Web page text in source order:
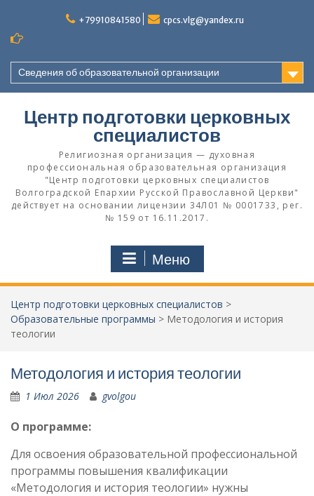
содержимому
+79910841580 cpcs.vlg@yandex.ru
Сведения об образовательной организации
Центр подготовки церковных
специалистов
Религиозная организация — духовная
профессиональная образовательная организация
"Центр подготовки церковных специалистов
Волгоградской Eпархии Русской Православной Церкви"
действует на основании лицензии 34Л01 № 0001733, рег.
№ 159 от 16.11.2017.
Меню
Центр подготовки церковных специалистов >
Образовательные программы > Методология и история
теологии
Методология и история теологии
1 Июл 2026 gvolgou
О программе:
Для освоения образовательной профессиональной
программы повышения квалификации
«Методология и история теологии» нужны